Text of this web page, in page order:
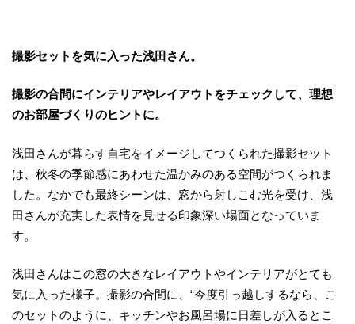
撮影セットを気に入った浅田さん。
撮影の合間にインテリアやレイアウトをチェックして、理想
のお部屋づくりのヒントに。
浅田さんが暮らす自宅をイメージしてつくられた撮影セット
は、秋冬の季節感にあわせた温かみのある空間がつくられま
した。なかでも最終シーンは、窓から射しこむ光を受け、浅
田さんが充実した表情を見せる印象深い場面となっていま
す。
浅田さんはこの窓の大きなレイアウトやインテリアがとても
気に入った様子。撮影の合間に、“今度引っ越しするなら、こ
のセットのように、キッチンやお風呂場に日差しが入るとこ